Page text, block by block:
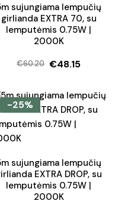
sujungiama lempučių
girlianda EXTRA 70, su
lemputėmis 0.75W |
2000K
€60.20
Original
was:
€60.20.
€48.15
Current
is:
€48.15.
-25%
sujungiama lempučių
EXTRA DROP, su
lemputėmis 0.75W |
2000K